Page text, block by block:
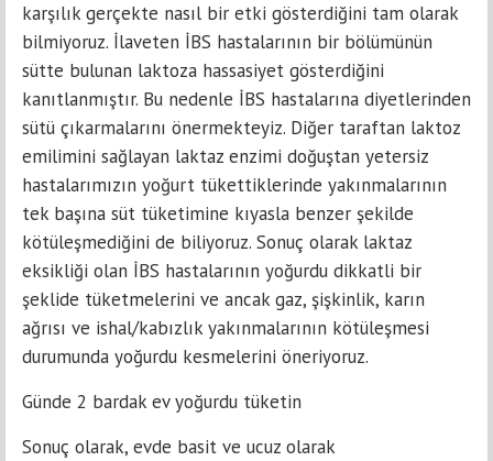
karşılık gerçekte nasıl bir etki gösterdiğini tam olarak
bilmiyoruz. İlaveten İBS hastalarının bir bölümünün
sütte bulunan laktoza hassasiyet gösterdiğini
kanıtlanmıştır. Bu nedenle İBS hastalarına diyetlerinden
sütü çıkarmalarını önermekteyiz. Diğer taraftan laktoz
emilimini sağlayan laktaz enzimi doğuştan yetersiz
hastalarımızın yoğurt tükettiklerinde yakınmalarının
tek başına süt tüketimine kıyasla benzer şekilde
kötüleşmediğini de biliyoruz. Sonuç olarak laktaz
eksikliği olan İBS hastalarının yoğurdu dikkatli bir
şeklide tüketmelerini ve ancak gaz, şişkinlik, karın
ağrısı ve ishal/kabızlık yakınmalarının kötüleşmesi
durumunda yoğurdu kesmelerini öneriyoruz.
Günde 2 bardak ev yoğurdu tüketin
Sonuç olarak, evde basit ve ucuz olarak